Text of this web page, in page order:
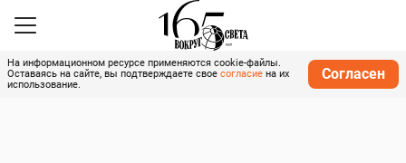
На информационном ресурсе применяются cookie-файлы.
Оставаясь на сайте, вы подтверждаете свое согласие на их
использование.
Согласен